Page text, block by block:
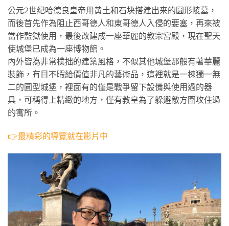
公元2世纪哈德良皇帝用黄土和石块搭建出来的圆形陵墓，
而後首先作為阻止西哥德人和東哥德人入侵的要塞，再來被
當作監獄使用，最後改建成一座華麗的教宗宮殿，現在聖天
使城堡已成為一座博物館。
內外皆為非常樸拙的建築風格，不似其他城堡那般有著華麗
裝飾，有目不暇給價值非凡的藝術品，這裡就是一棟獨一無
二的圓型城堡，裡面有的僅是戰爭留下設備與使用過的器
具，可稱得上精緻的地方，僅有教皇為了躲避敵方圍攻住過
的寓所。
👉最精彩的導覽就在影片中